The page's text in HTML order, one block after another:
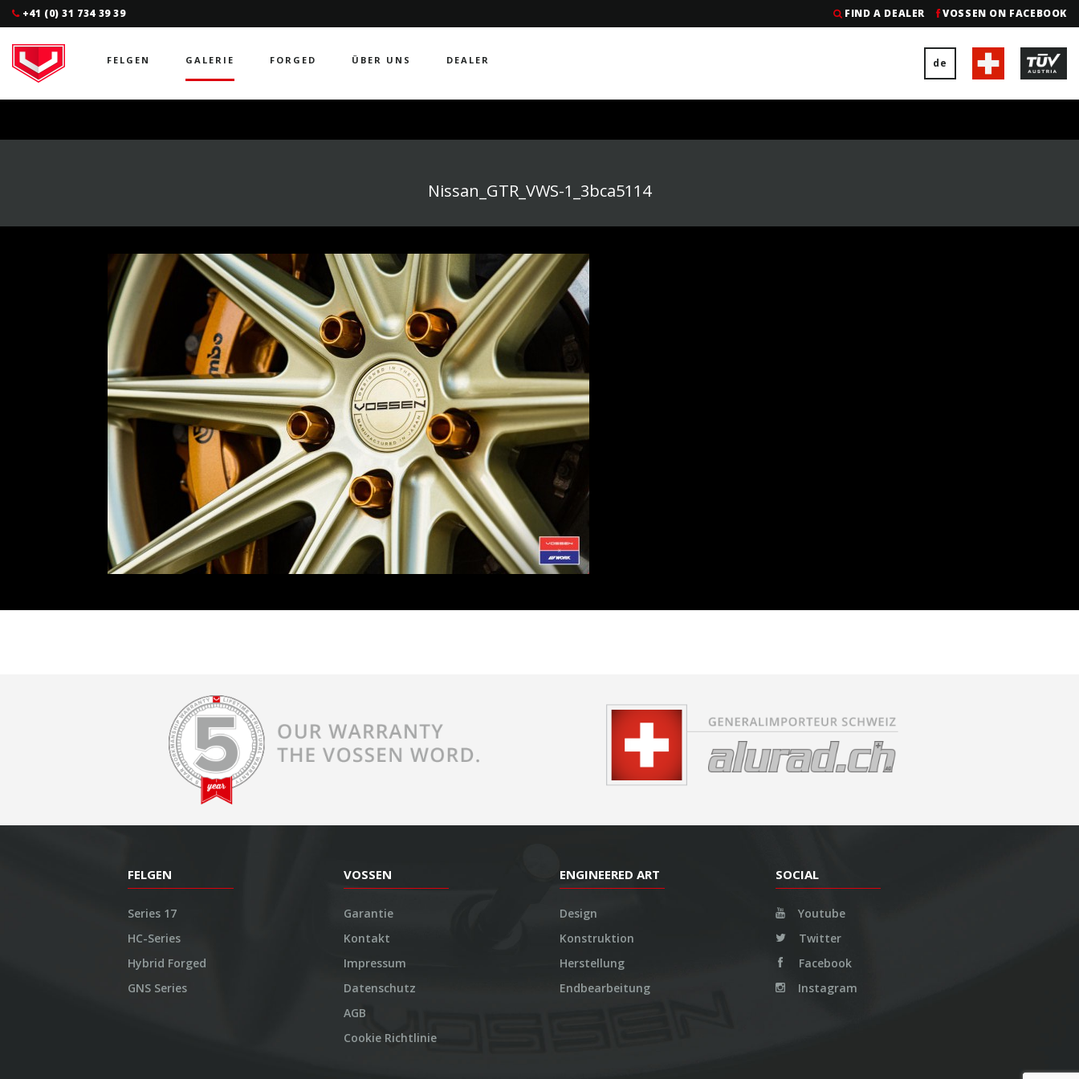
+41 (0) 31 734 39 39 FIND A DEALER VOSSEN ON FACEBOOK
FELGEN GALERIE FORGED ÜBER UNS DEALER de
Nissan_GTR_VWS-1_3bca5114
FELGEN
Series 17
HC-Series
Hybrid Forged
GNS Series
VOSSEN
Garantie
Kontakt
Impressum
Datenschutz
AGB
Cookie Richtlinie
ENGINEERED ART
Design
Konstruktion
Herstellung
Endbearbeitung
SOCIAL
Youtube
Twitter
Facebook
Instagram